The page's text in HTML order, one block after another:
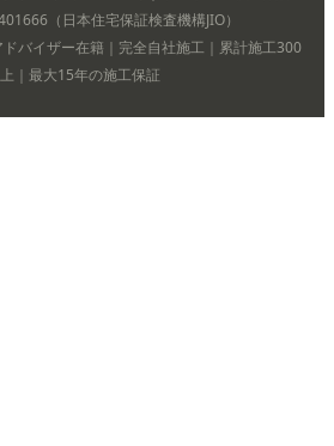
（日本住宅保証検査機構JIO）
バイザー在籍｜完全自社施工｜累計施工300
｜最大15年の施工保証